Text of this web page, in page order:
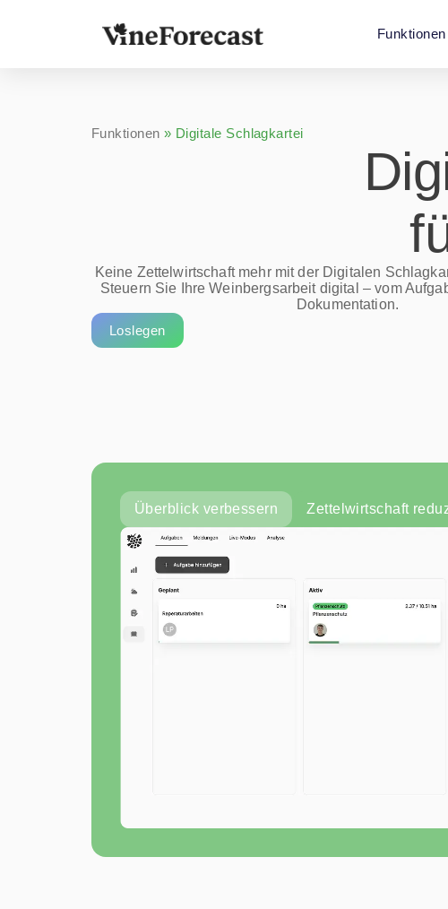
Funktionen
Funktionen » Digitale Schlagkartei
Keine Zettelwirtschaft mehr mit der Digitalen
Steuern Sie Ihre Weinbergsarbeit digital – vom
Dokumentation.
Loslegen
Überblick verbessern Zettelwirtschaft